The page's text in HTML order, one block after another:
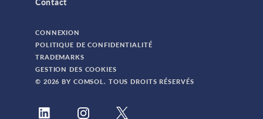
CONNEXION
POLITIQUE DE CONFIDENTIALITÉ
TRADEMARKS
GESTION DES COOKIES
© 2026 BY COMSOL. TOUS DROITS RÉSERVÉS